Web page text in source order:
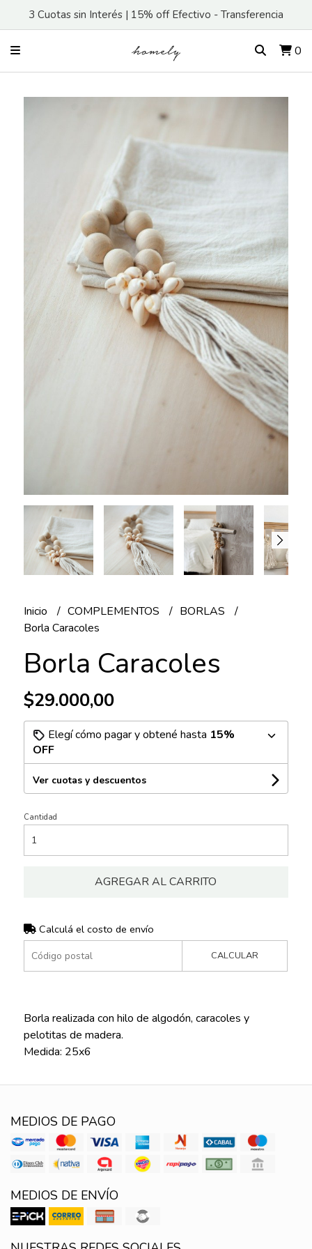
3 Cuotas sin Interés | 15% off Efectivo - Transferencia
0
Inicio COMPLEMENTOS
BORLAS
Borla Caracoles
Borla Caracoles
$29.000,00
Elegí cómo pagar y obtené hasta 15%
OFF
Ver cuotas y descuentos
Cantidad
AGREGAR AL CARRITO
Calculá el costo de envío
CALCULAR
Borla realizada con hilo de algodón, caracoles y
pelotitas de madera.
Medida: 25x6
MEDIOS DE PAGO
MEDIOS DE ENVÍO